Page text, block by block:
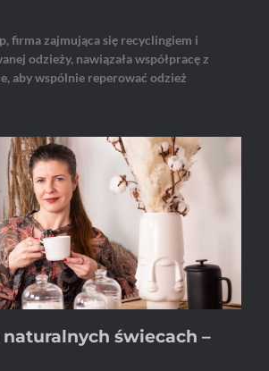
firma zajmująca się recyclingiem i
odzieży, nawiązała współpracę z
aby wspólnie reperować odzież
naturalnych świecach –